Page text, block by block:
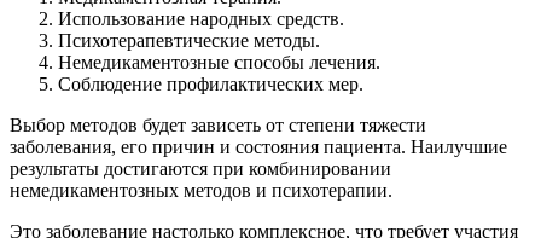
Использование народных средств.
Психотерапевтические методы.
Немедикаментозные способы лечения.
Соблюдение профилактических мер.
Выбор методов будет зависеть от степени тяжести
заболевания, его причин и состояния пациента. Наилучшие
результаты достигаются при комбинировании
немедикаментозных методов и психотерапии.
Это заболевание настолько комплексное, что требует участия